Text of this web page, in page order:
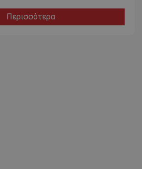
Περισσότερα